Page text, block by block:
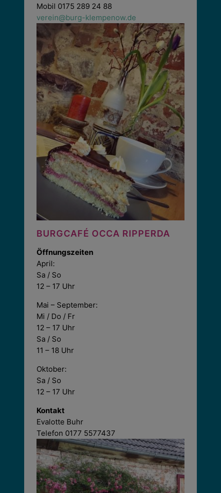
Mobil 0175 289 24 88
verein@burg-klempenow.de
BURGCAFÉ OCCA RIPPERDA
Öffnungszeiten
April:
Sa / So
12 – 17 Uhr
Mai – September:
Mi / Do / Fr
12 – 17 Uhr
Sa / So
11 – 18 Uhr
Oktober:
Sa / So
12 – 17 Uhr
Kontakt
Evalotte Buhr
Telefon 0177 5577437